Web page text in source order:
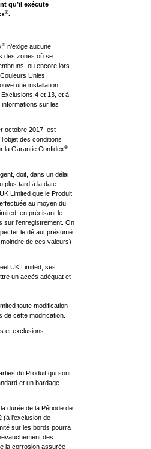
qu’il exécute
®.
® n’exige aucune
des zones où se
ou encore lors
Unies,
une installation
4 et 13, et à
sur les
octobre 2017, est
des conditions
la Garantie Confidex® -
doit, dans un délai
plus tard à la date
Limited que le Produit
au moyen du
en précisant le
sur l'enregistrement. On
le défaut présumé.
de ces valeurs)
UK Limited, ses
un accès adéquat et
toute modification
de cette modification.
et exclusions
du Produit qui sont
et un bardage
durée de la Période de
(à l'exclusion de
sur les bords pourra
des
la corrosion assurée